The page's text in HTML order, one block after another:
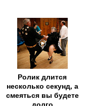
Ролик длится
несколько секунд, а
смеяться вы будете
долго